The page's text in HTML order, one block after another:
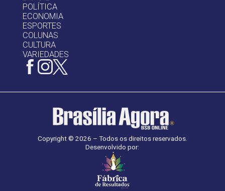
POLÍTICA
ECONOMIA
ESPORTES
COLUNAS
CULTURA
VARIEDADES
Copyright © 2026 – Todos os direitos reservados.
Desenvolvido por: